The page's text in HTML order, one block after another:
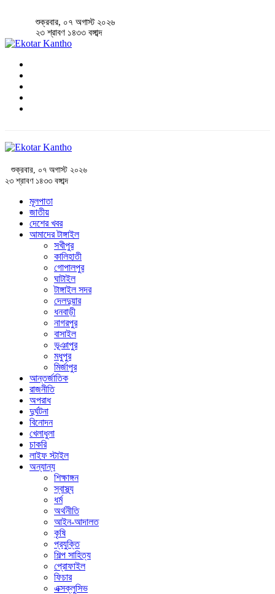
শুক্রবার, ০৭ অগাস্ট ২০২৬
২৩ শ্রাবণ ১৪৩৩ বঙ্গাব্দ
শুক্রবার, ০৭ অগাস্ট ২০২৬
২৩ শ্রাবণ ১৪৩৩ বঙ্গাব্দ
মূলপাতা
জাতীয়
দেশের খবর
আমাদের টাঙ্গাইল
সখীপুর
কালিহাতী
গোপালপুর
ঘাটাইল
টাঙ্গাইল সদর
দেলদুয়ার
ধনবাড়ী
নাগরপুর
বাসাইল
ভূঞাপুর
মধুপুর
মির্জাপুর
আন্তর্জাতিক
রাজনীতি
অপরাধ
দুর্ঘটনা
বিনোদন
খেলাধুলা
চাকরি
লাইফ স্টাইল
অন্যান্য
শিক্ষাঙ্গন
স্বাস্থ্য
ধর্ম
অর্থনীতি
আইন-আদালত
কৃষি
প্রযুক্তি
শিল্প সাহিত্য
প্রোফাইল
ফিচার
এক্সক্লুসিভ